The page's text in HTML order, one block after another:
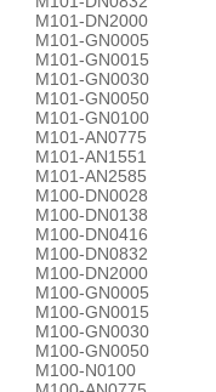
M101-DN2000
M101-GN0005
M101-GN0015
M101-GN0030
M101-GN0050
M101-GN0100
M101-AN0775
M101-AN1551
M101-AN2585
M100-DN0028
M100-DN0138
M100-DN0416
M100-DN0832
M100-DN2000
M100-GN0005
M100-GN0015
M100-GN0030
M100-GN0050
M100-N0100